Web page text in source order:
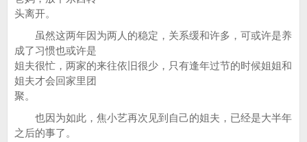
头离开。
虽然这两年因为两人的稳定，关系缓和许多，可或许是养
成了习惯也或许是
姐夫很忙，两家的来往依旧很少，只有逢年过节的时候姐姐和
姐夫才会回家里团
聚。
也因为如此，焦小艺再次见到自己的姐夫，已经是大半年
之后的事了。